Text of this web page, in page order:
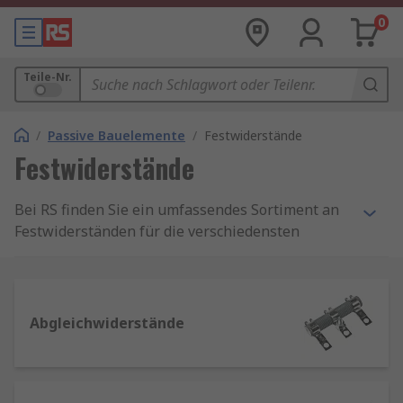
0
Teile-Nr.
/ Passive Bauelemente / Festwiderstände
Festwiderstände
Bei RS finden Sie ein umfassendes Sortiment an
Festwiderständen für die verschiedensten
Arcol, Panasonic und vielen mehr.
Abgleichwiderstände